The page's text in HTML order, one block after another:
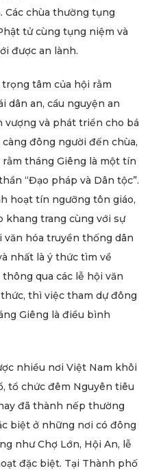
chùa thường tụng
tử cùng tụng niệm và
được an lành.
tâm của hội rằm
dân an, cầu nguyện an
vượng và phát triển cho bá
đông người đến chùa,
tháng Giêng là một tín
“Đạo pháp và Dân tộc”.
hoạt tín ngưỡng tôn giáo,
khang trang cùng với sự
văn hóa truyền thống dân
nhất là ý thức tìm về
qua các lễ hội văn
thì việc tham dự đông
Giêng là điều bình
nhiều nơi Việt Nam khôi
tổ chức đêm Nguyên tiêu
đã thành nếp thường
biệt ở những nơi có đông
như Chợ Lớn, Hội An, lễ
đặc biệt. Tại Thành phố